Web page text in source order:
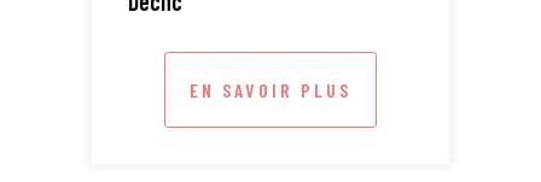
EN SAVOIR PLUS